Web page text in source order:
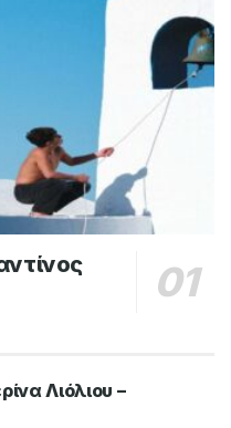
Λιόλιου –